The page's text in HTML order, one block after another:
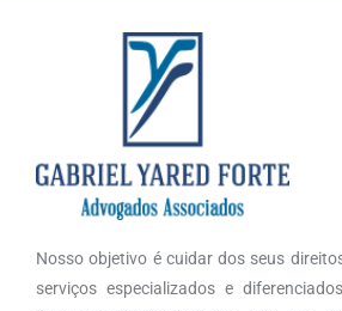
Nosso objetivo é cuidar dos seus
serviços especializados e